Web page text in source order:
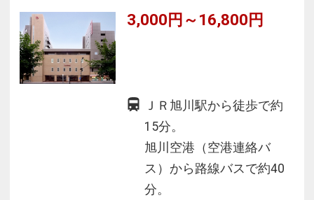
3,000円～16,800円
ＪＲ旭川駅から徒歩で約
15分。
旭川空港（空港連絡バ
ス）から路線バスで約40
分。